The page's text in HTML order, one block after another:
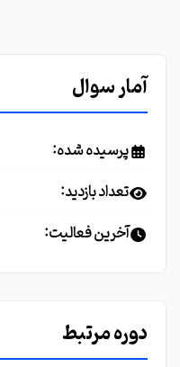
آمار سوال
پرسیده شده:
تعداد بازدید:
آخرین فعالیت:
دوره مرتبط